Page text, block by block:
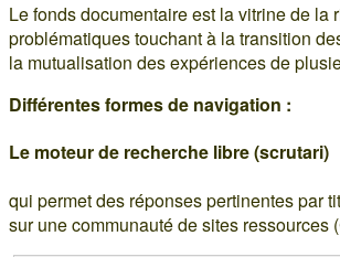
Le fonds documentaire est la vitrine de
problématiques touchant à la transition
la mutualisation des expériences de
Différentes formes de navigation :
Le moteur de recherche libre (scrutari)
qui permet des réponses pertinentes par
sur une communauté de sites ressources